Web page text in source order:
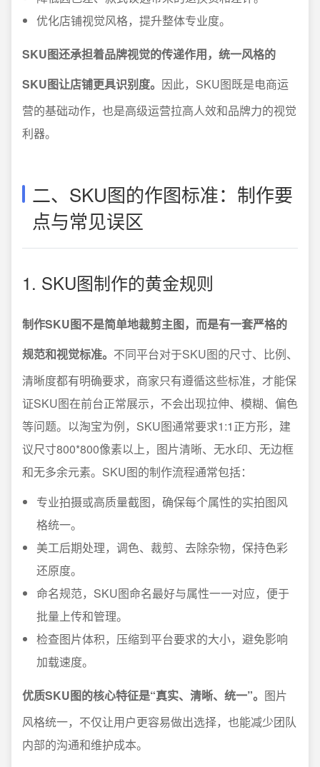
优化店铺视觉风格，提升整体专业度。
SKU图还承担着品牌视觉的传递作用，统一风格的
SKU图让店铺更具识别度。 因此，SKU图既是电商运
营的基础动作，也是高级运营拉高人效和品牌力的视觉
利器。
二、SKU图的作图标准：制作要
点与常见误区
1. SKU图制作的黄金规则
制作SKU图不是简单地裁剪主图，而是有一套严格的
规范和视觉标准。 不同平台对于SKU图的尺寸、比例、
清晰度都有明确要求，商家只有遵循这些标准，才能保
证SKU图在前台正常展示，不会出现拉伸、模糊、偏色
等问题。以淘宝为例，SKU图通常要求1:1正方形，建
议尺寸800*800像素以上，图片清晰、无水印、无边框
和无多余元素。SKU图的制作流程通常包括：
专业拍摄或高质量截图，确保每个属性的实拍图风
格统一。
美工后期处理，调色、裁剪、去除杂物，保持色彩
还原度。
命名规范，SKU图命名最好与属性一一对应，便于
批量上传和管理。
检查图片体积，压缩到平台要求的大小，避免影响
加载速度。
优质SKU图的核心特征是“真实、清晰、统一”。 图片
风格统一，不仅让用户更容易做出选择，也能减少团队
内部的沟通和维护成本。